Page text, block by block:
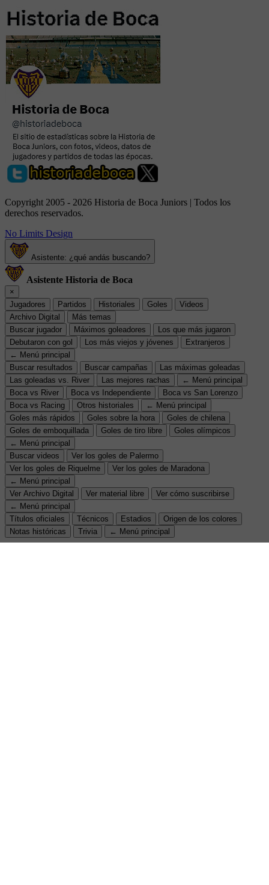
Copyright 2005 - 2026 Historia de Boca Juniors | Todos los
derechos reservados.
No Limits Design
Asistente: ¿qué andás buscando?
Asistente Historia de Boca
×
Jugadores
Partidos Historiales Goles
Videos
Archivo Digital
Más temas
Buscar jugador
Máximos goleadores
Los que más jugaron
Debutaron con gol
Los más viejos y jóvenes
Extranjeros
← Menú principal
Buscar resultados
Buscar campañas
Las máximas goleadas
Las goleadas vs. River
Las mejores rachas
← Menú principal
Boca vs River
Boca vs Independiente
Boca vs San Lorenzo
Boca vs Racing
Otros historiales
← Menú principal
Goles más rápidos
Goles sobre la hora
Goles de chilena
Goles de emboquillada
Goles de tiro libre
Goles olímpicos
← Menú principal
Buscar videos
Ver los goles de Palermo
Ver los goles de Riquelme
Ver los goles de Maradona
← Menú principal
Ver Archivo Digital
Ver material libre
Ver cómo suscribirse
← Menú principal
Títulos oficiales
Técnicos Estadios
Origen de los colores
Notas históricas
Trivia ← Menú principal